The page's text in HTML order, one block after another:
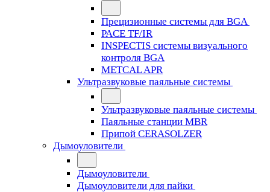
Прецизионные системы для BGA
PACE TF/IR
INSPECTIS системы визуального
контроля BGA
METCAL APR
Ультразвуковые паяльные системы
Ультразвуковые паяльные системы
Паяльные станции MBR
Припой CERASOLZER
Дымоуловители
Дымоуловители
Дымоуловители для пайки